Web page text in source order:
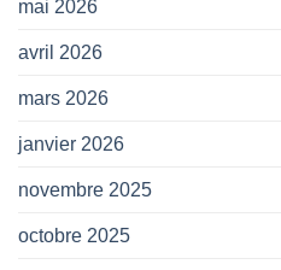
mai 2026
avril 2026
mars 2026
janvier 2026
novembre 2025
octobre 2025